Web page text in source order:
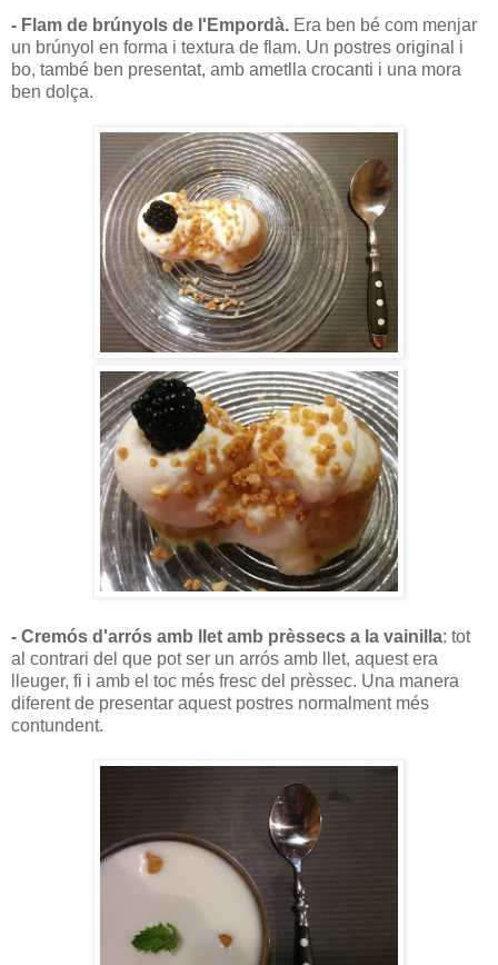
- Flam de brúnyols de l'Empordà. Era ben bé com menjar
un brúnyol en forma i textura de flam. Un postres original i
bo, també ben presentat, amb ametlla crocanti i una mora
ben dolça.
- Cremós d'arrós amb llet amb prèssecs a la vainilla: tot
al contrari del que pot ser un arrós amb llet, aquest era
lleuger, fi i amb el toc més fresc del prèssec. Una manera
diferent de presentar aquest postres normalment més
contundent.